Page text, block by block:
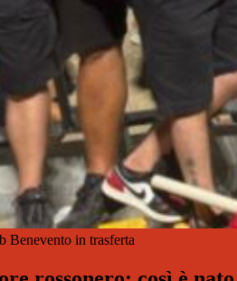
Benevento in trasferta